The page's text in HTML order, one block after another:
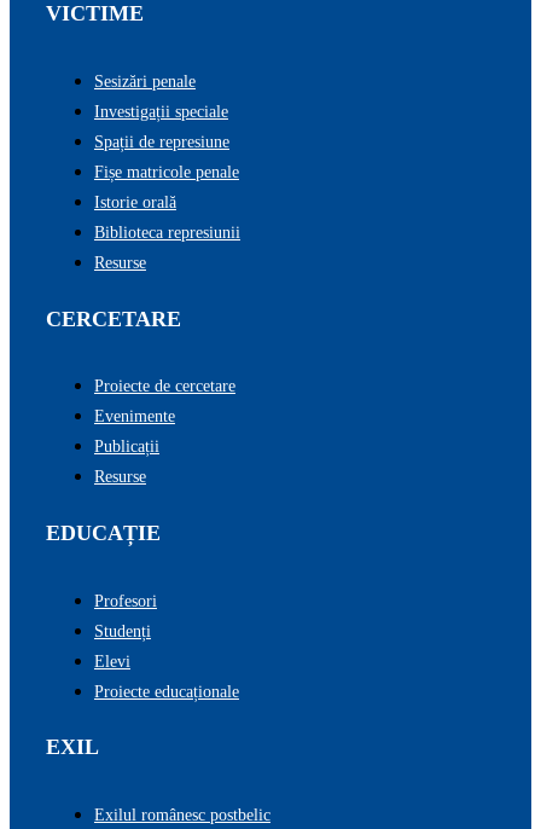
VICTIME
Sesizări penale
Investigații speciale
Spații de represiune
Fișe matricole penale
Istorie orală
Biblioteca represiunii
Resurse
CERCETARE
Proiecte de cercetare
Evenimente
Publicații
Resurse
EDUCAȚIE
Profesori
Studenți
Elevi
Proiecte educaționale
EXIL
Exilul românesc postbelic